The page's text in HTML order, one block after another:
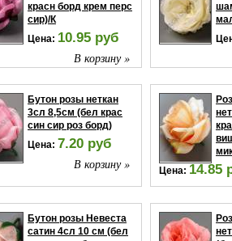
красн борд крем перс
сир)/К
Цена: 10.95 руб
В корзину »
Бутон розы неткан
3сл 8,5см (бел крас
син сир роз борд)
Цена: 7.20 руб
В корзину »
Цена: 14.85
Бутон розы Невеста
сатин 4сл 10 см (бел